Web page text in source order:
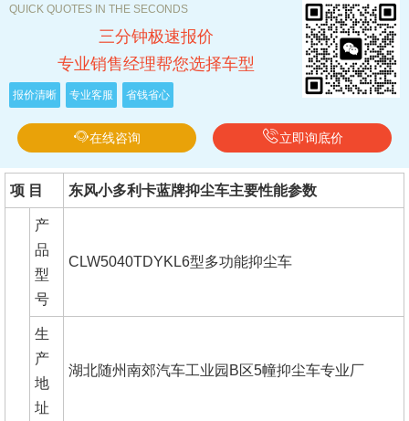
QUICK QUOTES IN THE SECONDS
三分钟极速报价
专业销售经理帮您选择车型
报价清晰 专业客服 省钱省心
在线咨询 立即询底价
项 目 东风小多利卡蓝牌抑尘车主要性能参数
产
品
型
号
CLW5040TDYKL6型多功能抑尘车
生
产
地
址
湖北随州南郊汽车工业园B区5幢抑尘车专业厂